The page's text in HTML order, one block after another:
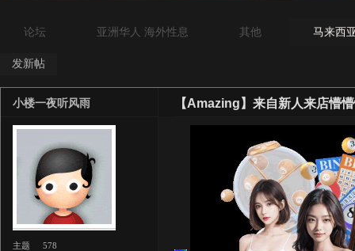
论坛 亚洲华人 海外性息 其他 马来西
发新帖
【Amazing】来自新人来店懵
小楼一夜听风雨
主题
578